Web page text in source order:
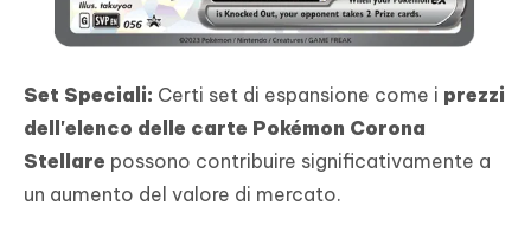
Set Speciali: Certi set di espansione come i prezzi
dell'elenco delle carte Pokémon Corona
Stellare possono contribuire significativamente a
un aumento del valore di mercato.